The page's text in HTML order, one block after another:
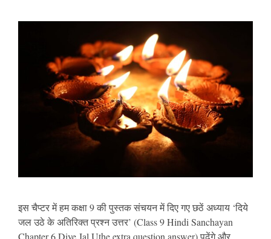
इस चैप्टर में हम कक्षा 9 की पुस्तक संचयन में दिए गए छठें अध्याय ‘दिये
जल उठे के अतिरिक्त प्रश्न उत्तर’ (Class 9 Hindi Sanchayan
Chapter 6 Diye Jal Uthe extra question answer) पढ़ेंगे और